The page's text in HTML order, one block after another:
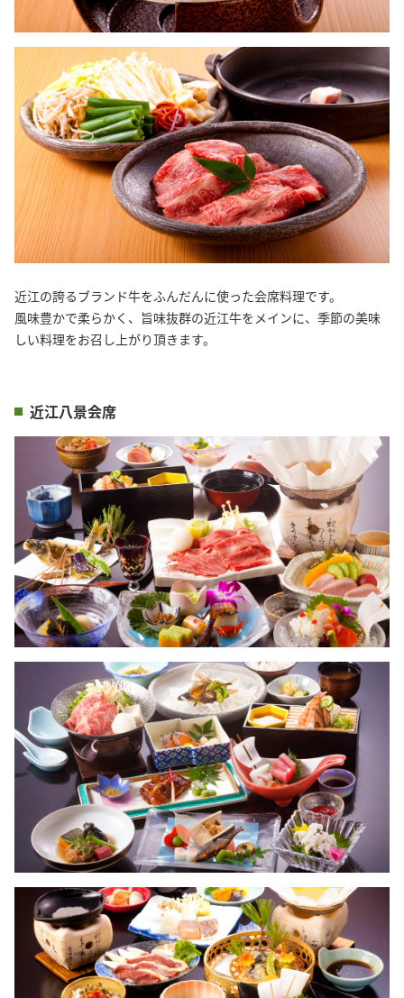
近江の誇るブランド牛をふんだんに使った会席料理です。
風味豊かで柔らかく、旨味抜群の近江牛をメインに、季節の美味
しい料理をお召し上がり頂きます。
近江八景会席